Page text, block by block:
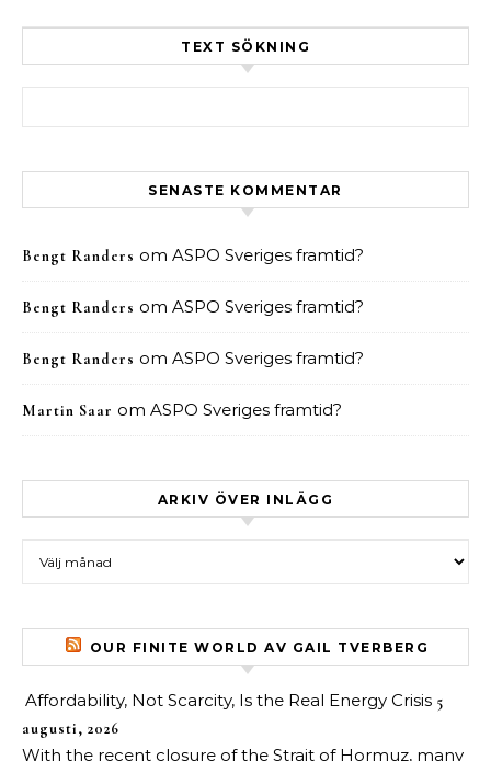
TEXT SÖKNING
SENASTE KOMMENTAR
Bengt Randers om ASPO Sveriges framtid?
Bengt Randers om ASPO Sveriges framtid?
Bengt Randers om ASPO Sveriges framtid?
Martin Saar om ASPO Sveriges framtid?
ARKIV ÖVER INLÄGG
OUR FINITE WORLD AV GAIL TVERBERG
Affordability, Not Scarcity, Is the Real Energy Crisis 5
augusti, 2026
With the recent closure of the Strait of Hormuz, many